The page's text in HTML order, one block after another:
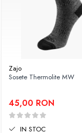
Zajo
Sosete Thermolite MW
45,00 RON
IN STOC